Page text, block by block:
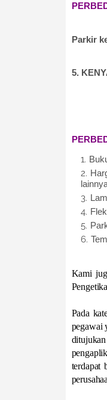
Parkir
5.
Kami
Pada
pegawai
terdapat